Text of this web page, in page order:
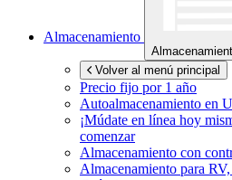
Almacenamiento
Volver al menú principal
Precio fijo por 1 año
Autoalmacenamiento en
¡Múdate en línea hoy
comenzar
Almacenamiento con
Almacenamiento para